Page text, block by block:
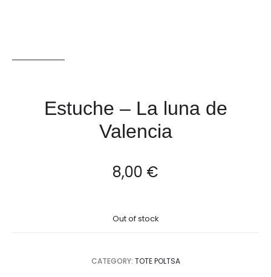
Estuche – La luna de
Valencia
8,00 €
Out of stock
CATEGORY: TOTE POLTSA